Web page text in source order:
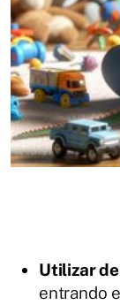
Utilizar
entrando